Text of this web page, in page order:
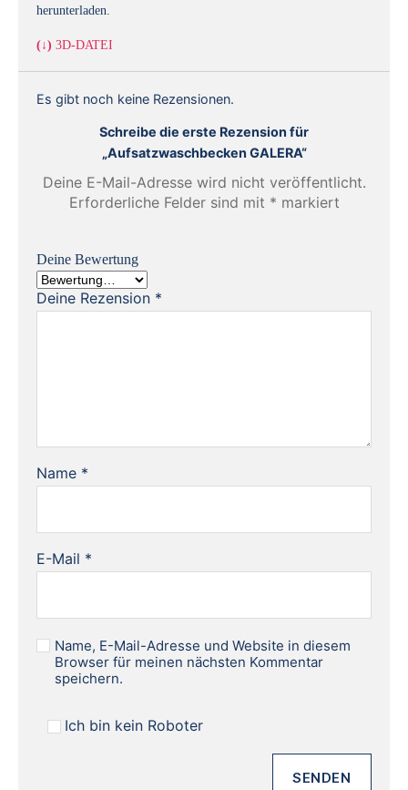
herunterladen.
(↓) 3D-DATEI
Es gibt noch keine Rezensionen.
Schreibe die erste Rezension für
„Aufsatzwaschbecken GALERA“
Deine E-Mail-Adresse wird nicht veröffentlicht.
Erforderliche Felder sind mit * markiert
Deine Bewertung
Deine Rezension *
Name *
E-Mail *
Name, E-Mail-Adresse und Website in diesem
Browser für meinen nächsten Kommentar
speichern.
Ich bin kein Roboter